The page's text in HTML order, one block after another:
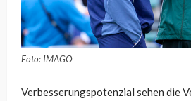
Foto: IMAGO
Verbesserungspotenzial sehen die